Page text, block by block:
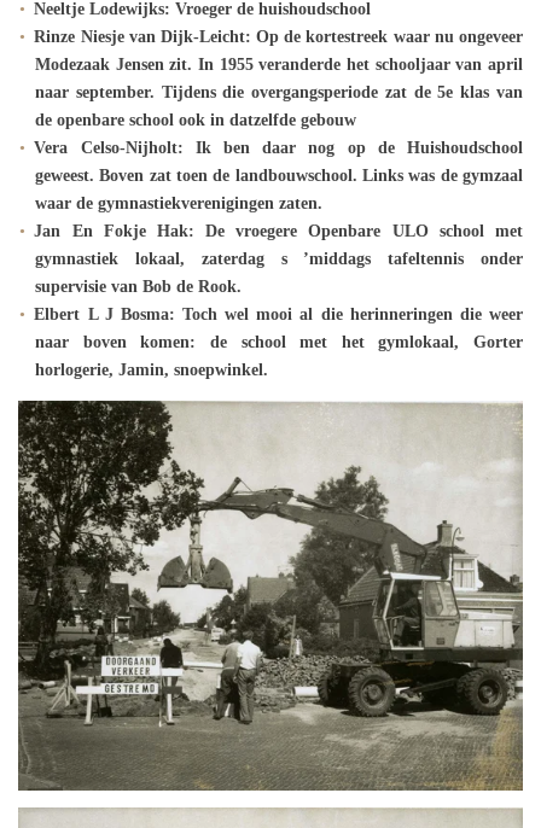
Neeltje Lodewijks: Vroeger de huishoudschool
Rinze Niesje van Dijk-Leicht: Op de kortestreek waar nu ongeveer
Modezaak Jensen zit. In 1955 veranderde het schooljaar van april
naar september. Tijdens die overgangsperiode zat de 5e klas van
de openbare school ook in datzelfde gebouw
Vera Celso-Nijholt: Ik ben daar nog op de Huishoudschool
geweest. Boven zat toen de landbouwschool. Links was de gymzaal
waar de gymnastiekverenigingen zaten.
Jan En Fokje Hak: De vroegere Openbare ULO school met
gymnastiek lokaal, zaterdag s ’middags tafeltennis onder
supervisie van Bob de Rook.
Elbert L J Bosma: Toch wel mooi al die herinneringen die weer
naar boven komen: de school met het gymlokaal, Gorter
horlogerie, Jamin, snoepwinkel.